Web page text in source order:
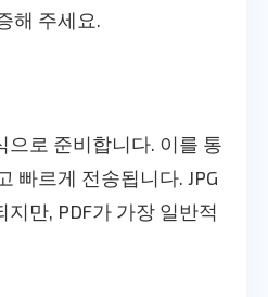
해 주세요.
으로 준비합니다. 이를 통
빠르게 전송됩니다. JPG
만, PDF가 가장 일반적